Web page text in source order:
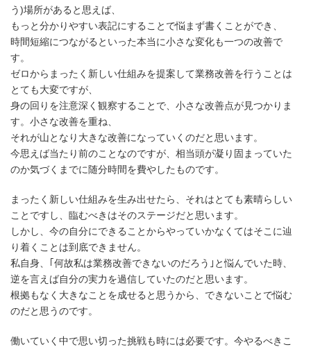
う)場所があると思えば、
もっと分かりやすい表記にすることで悩まず書くことができ、
時間短縮につながるといった本当に小さな変化も一つの改善で
す。
ゼロからまったく新しい仕組みを提案して業務改善を行うことは
とても大変ですが、
身の回りを注意深く観察することで、小さな改善点が見つかりま
す。小さな改善を重ね、
それが山となり大きな改善になっていくのだと思います。
今思えば当たり前のことなのですが、相当頭が凝り固まっていた
のか気づくまでに随分時間を費やしたものです。
まったく新しい仕組みを生み出せたら、それはとても素晴らしい
ことですし、臨むべきはそのステージだと思います。
しかし、今の自分にできることからやっていかなくてはそこに辿
り着くことは到底できません。
私自身、｢何故私は業務改善できないのだろう｣と悩んでいた時、
逆を言えば自分の実力を過信していたのだと思います。
根拠もなく大きなことを成せると思うから、できないことで悩む
のだと思うのです。
働いていく中で思い切った挑戦も時には必要です。今やるべきこ